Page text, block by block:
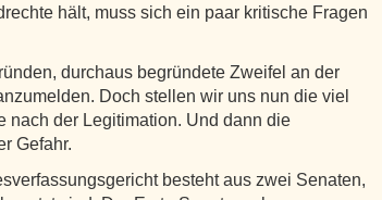
hält, muss sich ein paar kritische Fragen
durchaus begründete Zweifel an der
Doch stellen wir uns nun die viel
nach der Legitimation. Und dann die
Gefahr.
besteht aus zwei Senaten,